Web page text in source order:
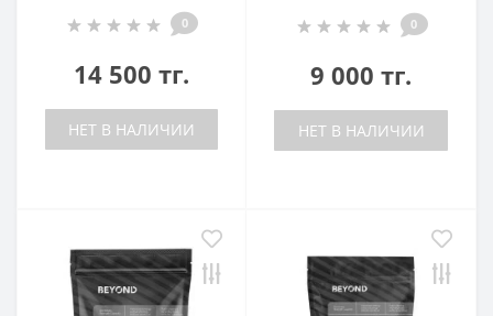
0
14 500 тг.
НЕТ В НАЛИЧИИ
0
9 000 тг.
НЕТ В НАЛИЧИИ